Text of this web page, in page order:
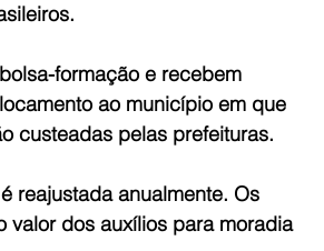
formação e recebem
ao município em que
custeadas pelas prefeituras.
reajustada anualmente. Os
valor dos auxílios para moradia